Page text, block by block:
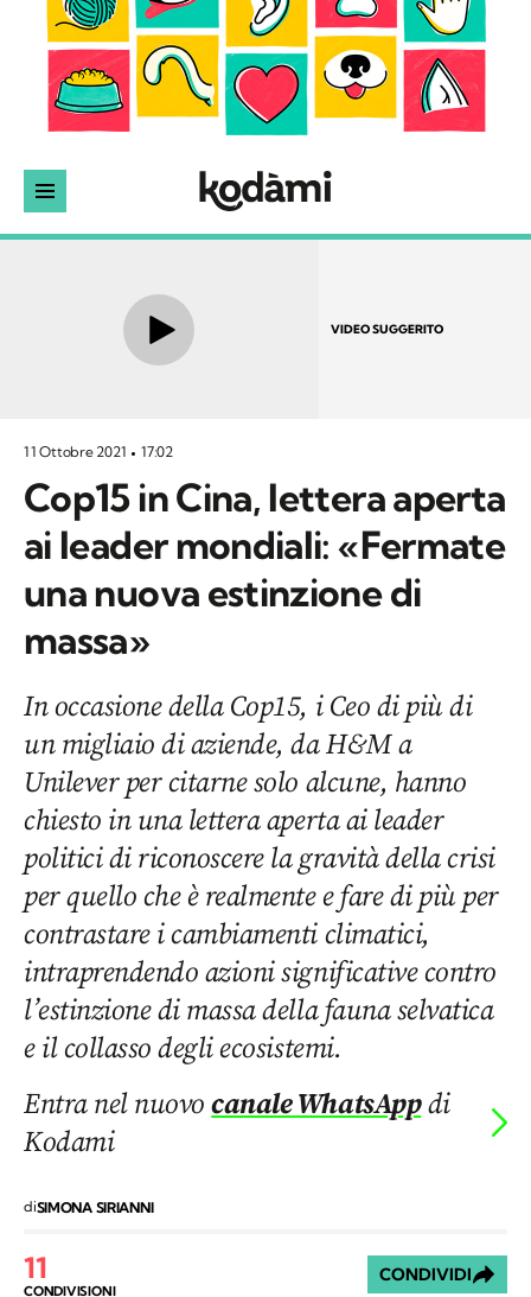
VIDEO SUGGERITO
11 Ottobre 2021 17:02
Cop15 in Cina, lettera aperta
ai leader mondiali: «Fermate
una nuova estinzione di
massa»
In occasione della Cop15, i Ceo di più di
un migliaio di aziende, da H&M a
Unilever per citarne solo alcune, hanno
chiesto in una lettera aperta ai leader
politici di riconoscere la gravità della crisi
per quello che è realmente e fare di più per
contrastare i cambiamenti climatici,
intraprendendo azioni significative contro
l’estinzione di massa della fauna selvatica
e il collasso degli ecosistemi.
Entra nel nuovocanale WhatsAppdi
Kodami
diSIMONA SIRIANNI
11
CONDIVISIONI
CONDIVIDI